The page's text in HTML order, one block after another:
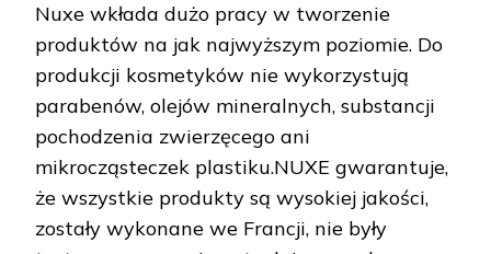
Nuxe wkłada dużo pracy w tworzenie
produktów na jak najwyższym poziomie. Do
produkcji kosmetyków nie wykorzystują
parabenów, olejów mineralnych, substancji
pochodzenia zwierzęcego ani
mikrocząsteczek plastiku.NUXE gwarantuje,
że wszystkie produkty są wysokiej jakości,
zostały wykonane we Francji, nie były